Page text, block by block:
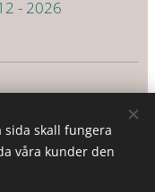
- 2026
sida skall fungera
våra kunder den